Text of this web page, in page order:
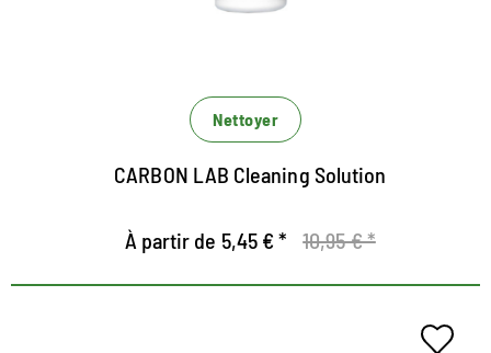
Convient à tous les matériaux
Nettoyer
CARBON LAB Cleaning Solution
À partir de 5,45 € * 10,95 € *